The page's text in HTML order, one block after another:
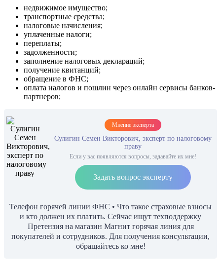
недвижимое имущество;
транспортные средства;
налоговые начисления;
уплаченные налоги;
переплаты;
задолженности;
заполнение налоговых деклараций;
получение квитанций;
обращение в ФНС;
оплата налогов и пошлин через онлайн сервисы банков-
партнеров;
Мнение эксперта
Сулигин Семен Викторович, эксперт по налоговому
праву
Если у вас появляются вопросы, задавайте их мне!
Задать вопрос эксперту
Телефон горячей линии ФНС • Что такое страховые взносы
и кто должен их платить. Сейчас ищут техподдержку
Претензия на магазин Магнит горячая линия для
покупателей и сотрудников. Для получения консультации,
обращайтесь ко мне!